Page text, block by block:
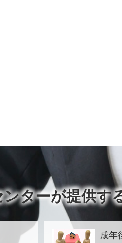
ターが提供す
成年